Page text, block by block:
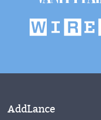
AddLance